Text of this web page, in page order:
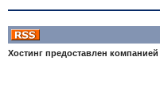
Хостинг предоставлен компанией